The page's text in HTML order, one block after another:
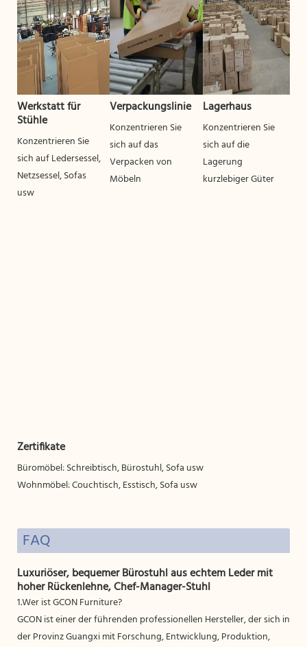
Werkstatt für
Stühle
Konzentrieren Sie
sich auf Ledersessel,
Netzsessel, Sofas
usw
Verpackungslinie
Konzentrieren Sie
sich auf das
Verpacken von
Möbeln
Lagerhaus
Konzentrieren Sie
sich auf die
Lagerung
kurzlebiger Güter
Zertifikate
Büromöbel: Schreibtisch, Bürostuhl, Sofa usw
Wohnmöbel: Couchtisch, Esstisch, Sofa usw
FAQ
Luxuriöser, bequemer Bürostuhl aus echtem Leder mit
hoher Rückenlehne, Chef-Manager-Stuhl
1.Wer ist GCON Furniture?
GCON ist einer der führenden professionellen Hersteller, der sich in
der Provinz Guangxi mit Forschung, Entwicklung, Produktion,